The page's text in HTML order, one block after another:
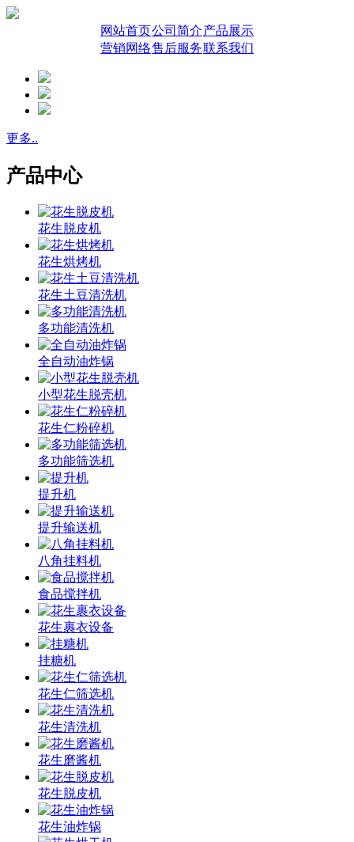
网站首页公司简介产品展示
营销网络售后服务联系我们
更多..
产品中心
花生脱皮机
花生烘烤机
花生土豆清洗机
多功能清洗机
全自动油炸锅
小型花生脱壳机
花生仁粉碎机
多功能筛选机
提升机
提升输送机
八角挂料机
食品搅拌机
花生裹衣设备
挂糖机
花生仁筛选机
花生清洗机
花生磨酱机
花生脱皮机
花生油炸锅